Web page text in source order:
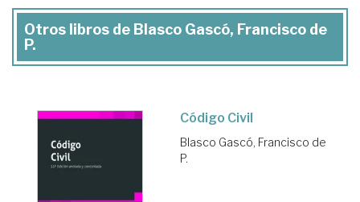
Otros libros de Blasco Gascó, Francisco de
P.
Código Civil
Blasco Gascó, Francisco de
P.